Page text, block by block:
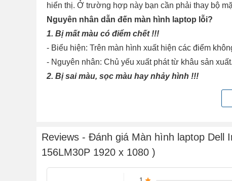
hiển thị. Ở trường hợp này bạn cần phải thay bộ
Nguyên nhân dẫn đến màn hình laptop lỗi?
1. Bị mất màu có điểm chết !!!
- Biểu hiện: Trên màn hình xuất hiện các điểm
- Nguyên nhân: Chủ yếu xuất phát từ khâu sản xuất.
2. Bị sai màu, sọc màu hay nhảy hình !!!
- Biểu hiện: Màn hình chuyển sang một màu duy
- Nguyên nhân: Có thể do lỗi ở bộ phận socket,
3. Bị sọc ngang sọc dọc, đỏ nền hay lúc có lúc
- Nguyên nhân: Đèn cao áp của màn hình hỏng,
Reviews - Đánh giá Màn hình laptop Dell
156LM30P 1920 x 1080 )